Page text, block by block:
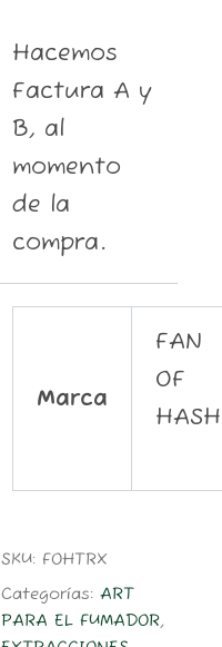
Hacemos
Factura A y
B, al
momento
de la
compra.
Marca
FAN
OF
HASH
SKU: FOHTRX
Categorías:ART
PARA EL FUMADOR,